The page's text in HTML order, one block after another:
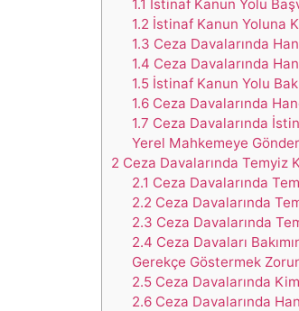
1.1 İstinaf Kanun Yolu
1.2 İstinaf Kanun Yoluna
1.3 Ceza Davalarında
1.4 Ceza Davalarında
1.5İstinaf Kanun Yolu
1.6Ceza Davalarında
1.7 Ceza Davalarında
Yerel Mahkemeye
2 Ceza Davalarında Temyiz
2.1 Ceza Davalarında
2.2 Ceza Davalarında
2.3 Ceza Davalarında
2.4 Ceza Davaları
Gerekçe Göstermek
2.5Ceza Davalarında
2.6Ceza Davalarında